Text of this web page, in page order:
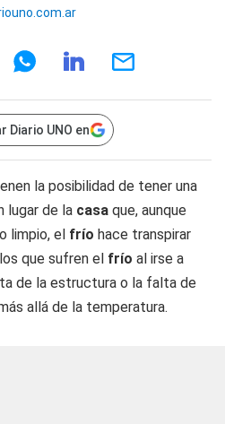
Diario UNO en
la posibilidad de tener una
lugar de la casa que, aunque
limpio, el frío hace transpirar
que sufren el frío al irse a
de la estructura o la falta de
allá de la temperatura.